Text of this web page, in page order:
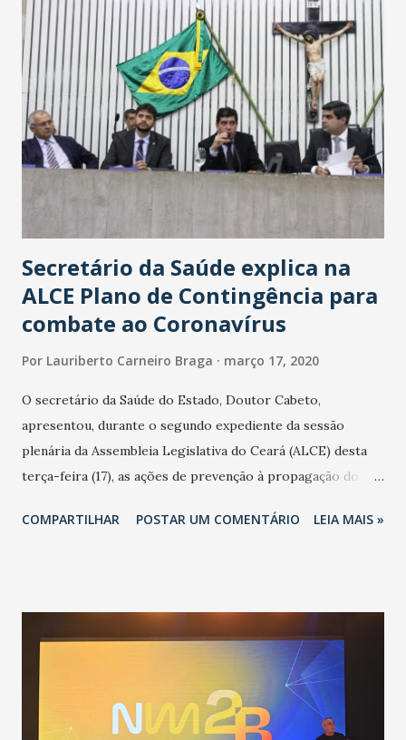
Secretário da Saúde explica na
ALCE Plano de Contingência para
combate ao Coronavírus
Por Lauriberto Carneiro Braga março 17, 2020
O secretário da Saúde do Estado, Doutor Cabeto,
apresentou, durante o segundo expediente da sessão
plenária da Assembleia Legislativa do Ceará (ALCE) desta
terça-feira (17), as ações de prevenção à propagação do
adotadas pelo Governo do Estado na contenção da
população suspeita e de cuidados com os ambientes
públicos e domiciliares. “Nós não estamos vivendo uma
epidemia comum, como temos em todos os anos, com
aumento de casos de dengue, influenza ou H1N1. Trata-se
de uma epidemia com um vírus diferente, com um poder de
COMPARTILHAR POSTAR UM COMENTÁRIO LEIA MAIS »